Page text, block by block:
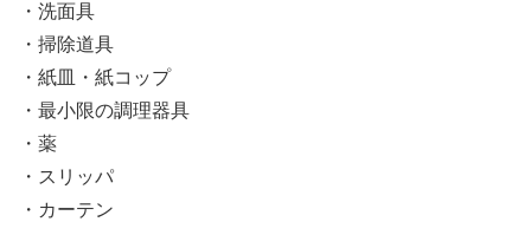
・洗面具
・掃除道具
・紙皿・紙コップ
・最小限の調理器具
・薬
・スリッパ
・カーテン